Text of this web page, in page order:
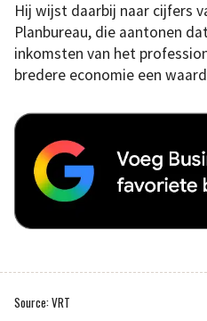
Hij wijst daarbij naar cijfers
Planbureau, die aantonen
inkomsten van het
bredere economie een
Source: VRT